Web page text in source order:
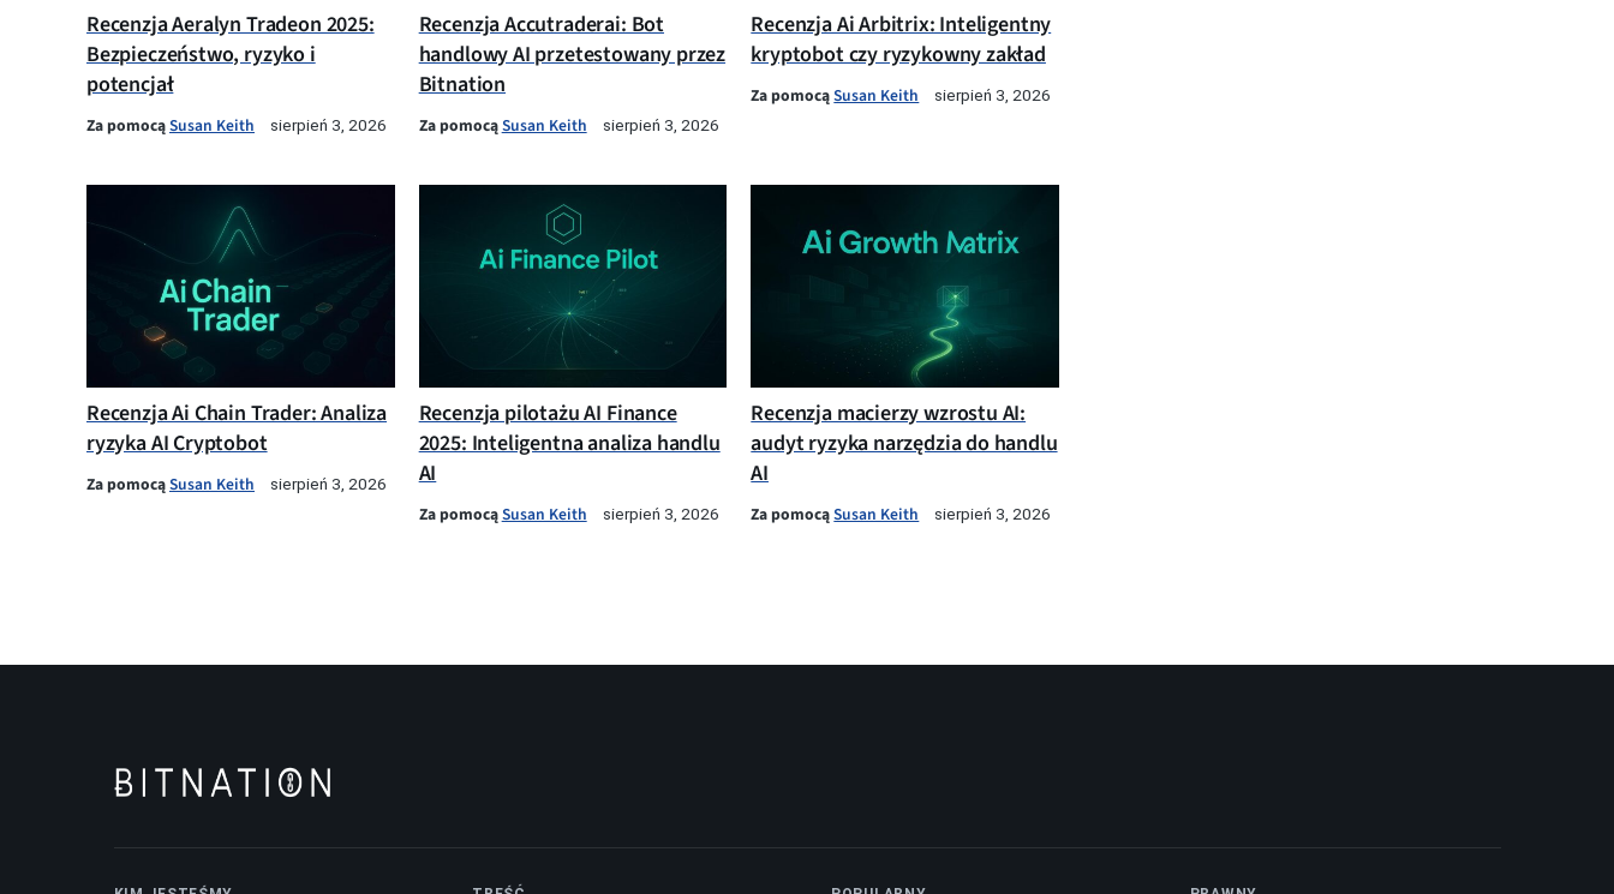
Recenzja Aeralyn Tradeon 2025:
Bezpieczeństwo, ryzyko i
potencjał
Za pomocąSusan Keith sierpień 3, 2026
Recenzja Accutraderai: Bot
handlowy AI przetestowany przez
Bitnation
Za pomocąSusan Keith sierpień 3, 2026
Recenzja Ai Arbitrix: Inteligentny
kryptobot czy ryzykowny zakład
Za pomocąSusan Keith sierpień 3, 2026
Recenzja Ai Chain Trader: Analiza
ryzyka AI Cryptobot
Za pomocąSusan Keith sierpień 3, 2026
Recenzja pilotażu AI Finance
2025: Inteligentna analiza handlu
AI
Za pomocąSusan Keith sierpień 3, 2026
Recenzja macierzy wzrostu AI:
audyt ryzyka narzędzia do handlu
AI
Za pomocąSusan Keith sierpień 3, 2026